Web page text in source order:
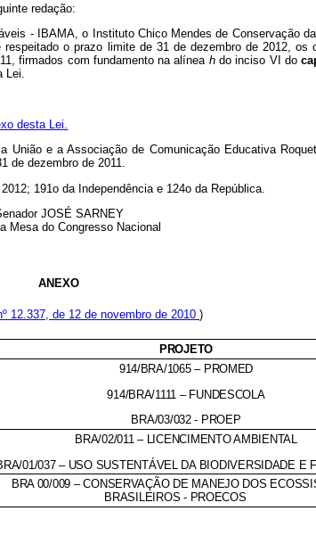
redação:
- IBAMA, o Instituto Chico Mendes de Conservação
o prazo limite de 31 de dezembro de 2012, os
firmados com fundamento na alínea hdo inciso VI do
Lei.
desta Lei.
e a Associação de Comunicação Educativa
de dezembro de 2011.
191o da Independência e 124o da República.
JOSÉ SARNEY
Mesa do Congresso Nacional
ANEXO
12.337, de 12 de novembro de 2010 )
PROJETO
914/BRA/1065 – PROMED
914/BRA/1111 – FUNDESCOLA
BRA/03/032 - PROEP
BRA/02/011 – LICENCIMENTO AMBIENTAL
01/037 – USO SUSTENTÁVEL DA BIODIVERSIDADE E
BRA 00/009 – CONSERVAÇÃO DE MANEJO DOS
BRASILEIROS - PROECOS